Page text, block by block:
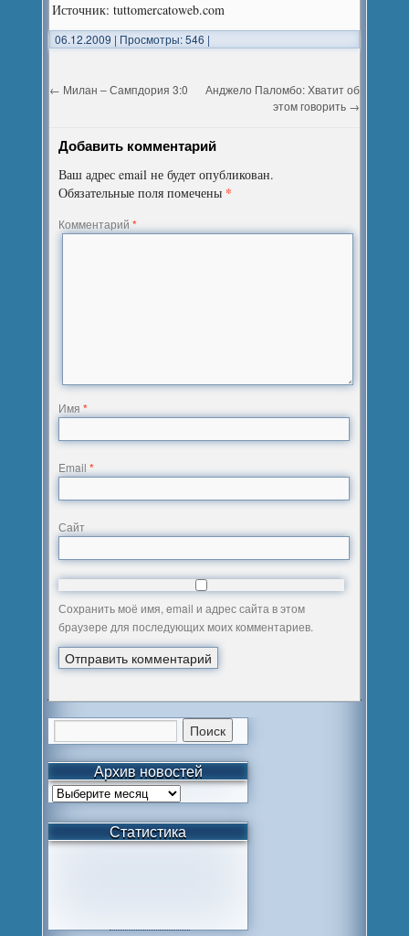
Источник: tuttomercatoweb.com
06.12.2009 | Просмотры: 546 |
← Милан – Сампдория 3:0
Анджело Паломбо: Хватит об
этом говорить →
Добавить комментарий
Ваш адрес email не будет опубликован.
Обязательные поля помечены *
Комментарий*
Имя*
Email*
Сайт
Сохранить моё имя, email и адрес сайта в этом
браузере для последующих моих комментариев.
Архив новостей
Статистика